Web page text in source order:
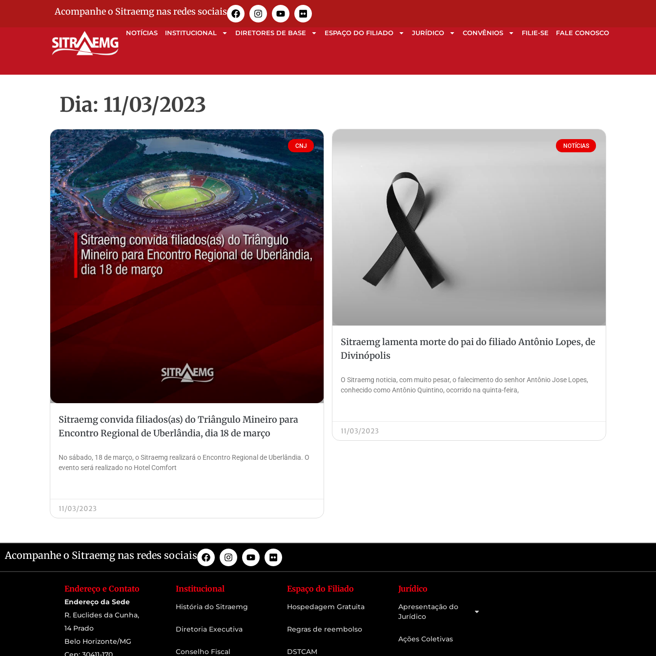
Acompanhe o Sitraemg nas redes sociais
NOTÍCIAS INSTITUCIONAL DIRETORES DE BASE ESPAÇO DO FILIADO JURÍDICO CONVÊNIOS FILIE-SE FALE CONOSCO
Dia: 11/03/2023
CNJ
Sitraemg convida filiados(as) do Triângulo Mineiro para
Encontro Regional de Uberlândia, dia 18 de março
No sábado, 18 de março, o Sitraemg realizará o Encontro Regional de Uberlândia. O
evento será realizado no Hotel Comfort
11/03/2023
NOTÍCIAS
Sitraemg lamenta morte do pai do filiado Antônio Lopes, de
Divinópolis
O Sitraemg noticia, com muito pesar, o falecimento do senhor Antônio Jose Lopes,
conhecido como Antônio Quintino, ocorrido na quinta-feira,
11/03/2023
Acompanhe o Sitraemg nas redes sociais
Endereço e Contato
Endereço da Sede
R. Euclides da Cunha,
14 Prado
Belo Horizonte/MG
Institucional
História do Sitraemg
Diretoria Executiva
Conselho Fiscal
Espaço do Filiado
Hospedagem Gratuita
Regras de reembolso
DSTCAM
Jurídico
Apresentação do
Jurídico
Ações Coletivas